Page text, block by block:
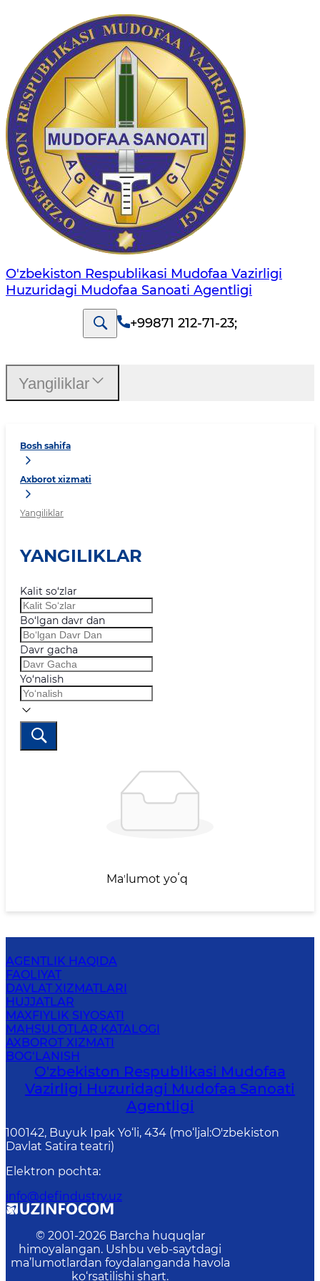
O'zbekiston Respublikasi Mudofaa Vazirligi
Huzuridagi Mudofaa Sanoati Agentligi
+99871 212-71-23;
Bosh sahifa
Axborot xizmati
Yangiliklar
YANGILIKLAR
Kalit so‘zlar
Bo‘lgan davr dan
Davr gacha
Yo‘nalish
Maʼlumot yoʻq
Yangiliklar
AGENTLIK HAQIDA
FAOLIYAT
DAVLAT XIZMATLARI
HUJJATLAR
MAXFIYLIK SIYOSATI
MAHSULOTLAR KATALOGI
AXBOROT XIZMATI
BOG‘LANISH
O'zbekiston Respublikasi Mudofaa
Vazirligi Huzuridagi Mudofaa Sanoati
Agentligi
100142, Buyuk Ipak Yo‘li, 434 (mo‘ljal:O'zbekiston
Davlat Satira teatri)
Elektron pochta:
info@defindustry.uz
© 2001-2026 Barcha huquqlar
himoyalangan. Ushbu veb-saytdagi
ma’lumotlardan foydalanganda havola
ko‘rsatilishi shart.